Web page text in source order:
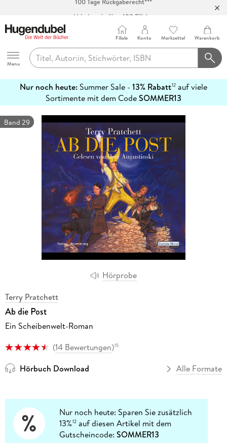
Abholung in über 100 Filialen
Hugendubel
Menu
Filiale Konto Merkzettel Warenkorb
Nur noch heute: Summer Sale - 13% Rabatt12 auf viele
Sortimente mit dem CodeSOMMER13
erfahren
Hörprobe
Band 29
Terry Pratchett
Ab die Post
Ein Scheibenwelt-Roman
(14 Bewertungen)15
Hörbuch Download Alle Formate
Nur noch heute: Sparen Sie zusätzlich
13%12 auf diesen Artikel mit dem
Gutscheincode:SOMMER13